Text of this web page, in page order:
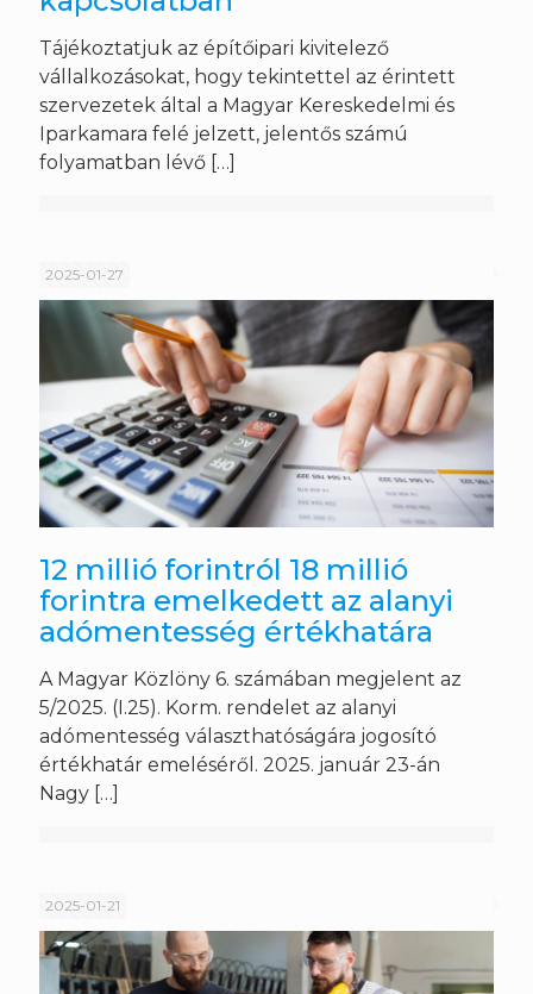
Tájékoztatjuk az építőipari kivitelező
vállalkozásokat, hogy tekintettel az érintett
szervezetek által a Magyar Kereskedelmi és
Iparkamara felé jelzett, jelentős számú
folyamatban lévő […]
2025-01-27
12 millió forintról 18 millió
forintra emelkedett az alanyi
adómentesség értékhatára
A Magyar Közlöny 6. számában megjelent az
5/2025. (I.25). Korm. rendelet az alanyi
adómentesség választhatóságára jogosító
értékhatár emeléséről. 2025. január 23-án
Nagy […]
2025-01-21